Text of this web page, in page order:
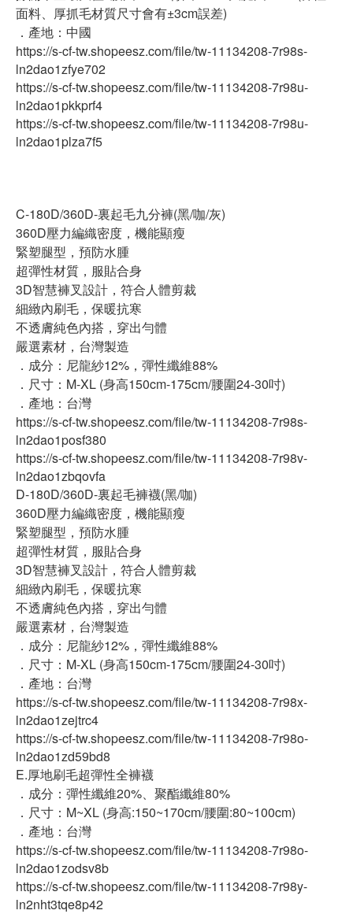
面料、厚抓毛材質尺寸會有±3cm誤差)
．產地：中國
https://s-cf-tw.shopeesz.com/file/tw-11134208-7r98s-
ln2dao1zfye702
https://s-cf-tw.shopeesz.com/file/tw-11134208-7r98u-
ln2dao1pkkprf4
https://s-cf-tw.shopeesz.com/file/tw-11134208-7r98u-
ln2dao1plza7f5
C-180D/360D-裏起毛九分褲(黑/咖/灰)
360D壓力編織密度，機能顯瘦
緊塑腿型，預防水腫
超彈性材質，服貼合身
3D智慧褲叉設計，符合人體剪裁
細緻內刷毛，保暖抗寒
不透膚純色內搭，穿出勻體
嚴選素材，台灣製造
．成分：尼龍紗12%，彈性纖維88%
．尺寸：M-XL (身高150cm-175cm/腰圍24-30吋)
．產地：台灣
https://s-cf-tw.shopeesz.com/file/tw-11134208-7r98s-
ln2dao1posf380
https://s-cf-tw.shopeesz.com/file/tw-11134208-7r98v-
ln2dao1zbqovfa
D-180D/360D-裏起毛褲襪(黑/咖)
360D壓力編織密度，機能顯瘦
緊塑腿型，預防水腫
超彈性材質，服貼合身
3D智慧褲叉設計，符合人體剪裁
細緻內刷毛，保暖抗寒
不透膚純色內搭，穿出勻體
嚴選素材，台灣製造
．成分：尼龍紗12%，彈性纖維88%
．尺寸：M-XL (身高150cm-175cm/腰圍24-30吋)
．產地：台灣
https://s-cf-tw.shopeesz.com/file/tw-11134208-7r98x-
ln2dao1zejtrc4
https://s-cf-tw.shopeesz.com/file/tw-11134208-7r98o-
ln2dao1zd59bd8
E.厚地刷毛超彈性全褲襪
．成分：彈性纖維20%、聚酯纖維80%
．尺寸：M~XL (身高:150~170cm/腰圍:80~100cm)
．產地：台灣
https://s-cf-tw.shopeesz.com/file/tw-11134208-7r98o-
ln2dao1zodsv8b
https://s-cf-tw.shopeesz.com/file/tw-11134208-7r98y-
ln2nht3tqe8p42